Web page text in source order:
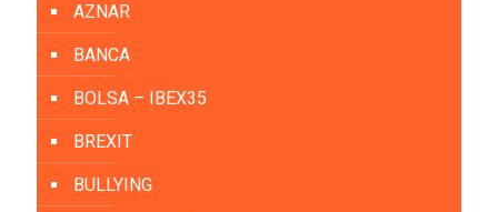
AZNAR
BANCA
BOLSA – IBEX35
BREXIT
BULLYING